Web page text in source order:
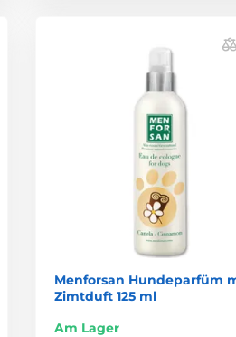
Menforsan Hundeparfüm
Zimtduft 125 ml
Am Lager